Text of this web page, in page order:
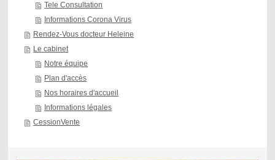
Tele Consultation
Informations Corona Virus
Rendez-Vous docteur Heleine
Le cabinet
Notre équipe
Plan d'accès
Nos horaires d'accueil
Informations légales
CessionVente